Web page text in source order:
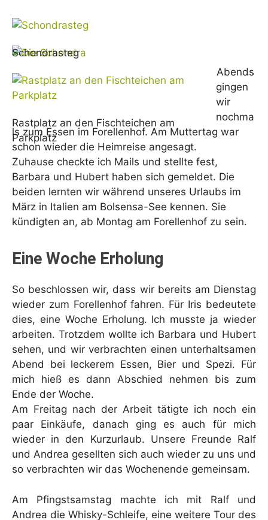
Schondrasteg
Rastplatz an den Fischteichen am
Parkplatz
Abends
gingen
wir
nochma
ls zum Essen im Forellenhof. Am Muttertag war
schon wieder die Heimreise angesagt.
Zuhause checkte ich Mails und stellte fest,
Barbara und Hubert haben sich gemeldet. Die
beiden lernten wir während unseres Urlaubs im
März in Italien am Bolsensa-See kennen. Sie
kündigten an, ab Montag am Forellenhof zu sein.
Eine Woche Erholung
So beschlossen wir, dass wir bereits am Dienstag
wieder zum Forellenhof fahren. Für Iris bedeutete
dies, eine Woche Erholung. Ich musste ja wieder
arbeiten. Trotzdem wollte ich Barbara und Hubert
sehen, und wir verbrachten einen unterhaltsamen
Abend bei leckerem Essen, Bier und Spezi. Für
mich hieß es dann Abschied nehmen bis zum
Ende der Woche.
Am Freitag nach der Arbeit tätigte ich noch ein
paar Einkäufe, danach ging es auch für mich
wieder in den Kurzurlaub. Unsere Freunde Ralf
und Andrea gesellten sich auch wieder zu uns und
so verbrachten wir das Wochenende gemeinsam.
Am Pfingstsamstag machte ich mit Ralf und
Andrea die Whisky-Schleife, eine weitere Tour des